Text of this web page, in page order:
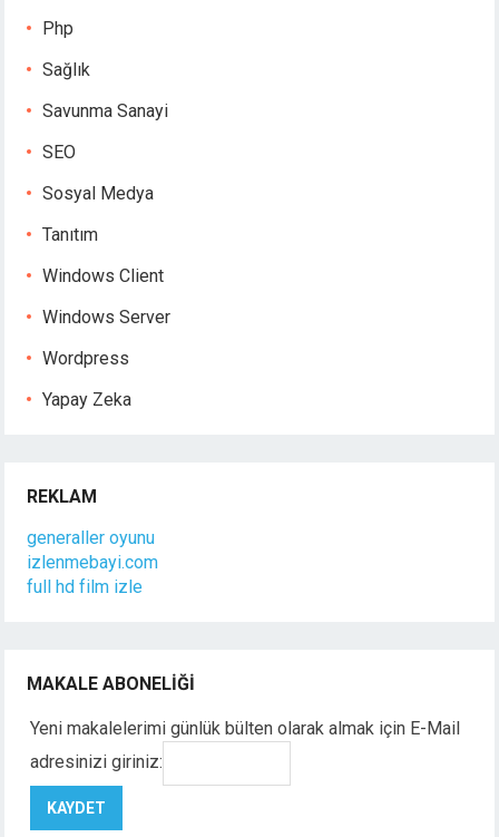
Php
Sağlık
Savunma Sanayi
SEO
Sosyal Medya
Tanıtım
Windows Client
Windows Server
Wordpress
Yapay Zeka
REKLAM
generaller oyunu
izlenmebayi.com
full hd film izle
MAKALE ABONELIĞI
Yeni makalelerimi günlük bülten olarak almak için E-Mail
adresinizi giriniz: